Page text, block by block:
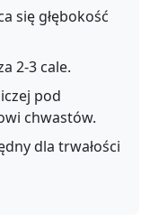
się głębokość
2-3 cale.
pod
chwastów.
dla trwałości